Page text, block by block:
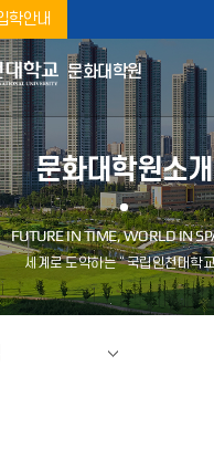
학안내
문화대학원
문화대학원소개